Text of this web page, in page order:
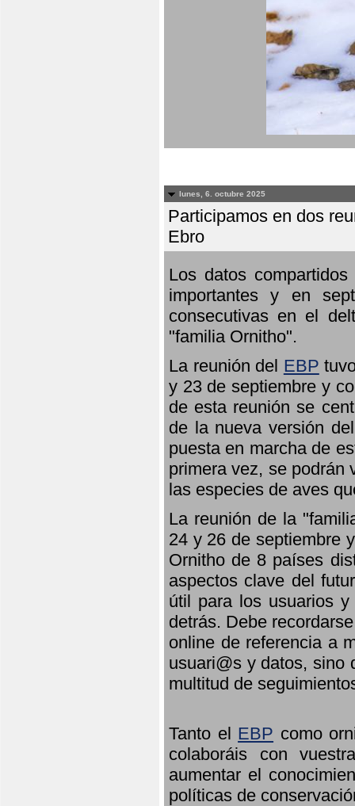
lunes, 6. octubre 2025
Participamos en dos
Ebro
Los datos
importantes y en
consecutivas en el
"familia Ornitho".
La reunión del EBP
y 23 de septiembre y
de esta reunión se
de la nueva versión
puesta en marcha de
primera vez, se podrán
las especies de aves
La reunión de la
24 y 26 de septiembre
Ornitho de 8 países
aspectos clave del
útil para los usuarios
detrás. Debe
online de referencia a
usuari@s y datos, sino
multitud de
Tanto el EBP como
colaboráis con
aumentar el
políticas de